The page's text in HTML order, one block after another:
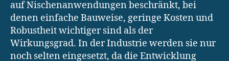
auf Nischenanwendungen beschränkt, bei
denen einfache Bauweise, geringe Kosten und
Robustheit wichtiger sind als der
Wirkungsgrad. In der Industrie werden sie nur
noch selten eingesetzt, da die Entwicklung